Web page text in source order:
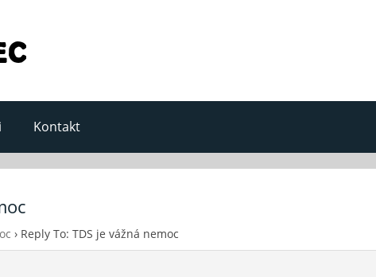
Kontakt
› Reply To: TDS je vážná nemoc